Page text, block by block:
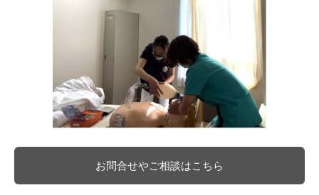
お問合せやご相談はこちら